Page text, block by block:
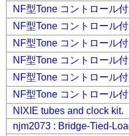
NF型Tone コントロール
NF型Tone コントロール
NF型Tone コントロール
NF型Tone コントロール
NF型Tone コントロール
NF型Tone コントロール
NIXIE tubes and clock kit.
njm2073 : Bridge-Tied-